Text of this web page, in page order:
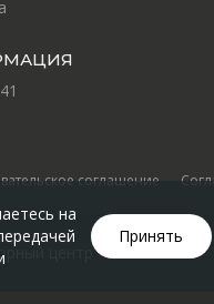
соглашение
центр" ©
на
Принять